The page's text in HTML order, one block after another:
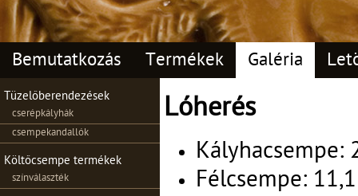
Bemutatkozás Termékek Galéria
Tüzelőberendezések
cserépkályhák
csempekandallók
Költőcsempe termékek
színválaszték
Lóherés
Kályhacsempe:
Félcsempe: